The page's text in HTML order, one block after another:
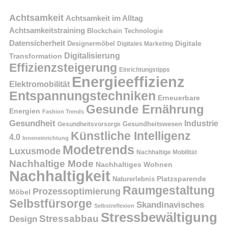
Achtsamkeit Achtsamkeit im Alltag
Achtsamkeitstraining Blockchain Technologie
Datensicherheit Designermöbel Digitales Marketing Digitale
Transformation Digitalisierung
Effizienzsteigerung Einrichtungstipps
Elektromobilität Energieeffizienz
Entspannungstechniken Erneuerbare
Energien Fashion Trends Gesunde Ernährung
Gesundheit Gesundheitsvorsorge Gesundheitswesen Industrie
4.0 Inneneinrichtung Künstliche Intelligenz
Luxusmode Modetrends Nachhaltige Mobilität
Nachhaltige Mode Nachhaltiges Wohnen
Nachhaltigkeit Naturerlebnis Platzsparende
Möbel Prozessoptimierung Raumgestaltung
Selbstfürsorge Selbstreflexion Skandinavisches
Design Stressabbau Stressbewältigung